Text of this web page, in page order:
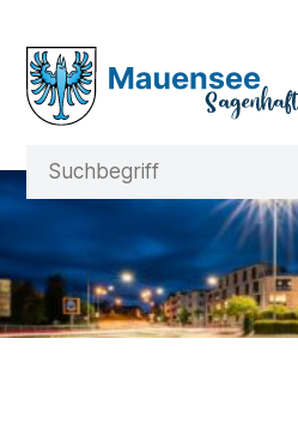
Navigieren in
Suche
Suchbegriff